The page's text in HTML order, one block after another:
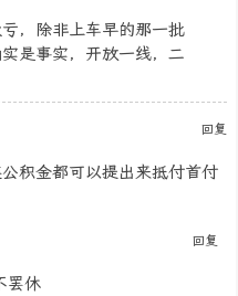
，除非上车早的那一批
是事实，开放一线，二
回复
积金都可以提出来抵付首付
回复
罢休